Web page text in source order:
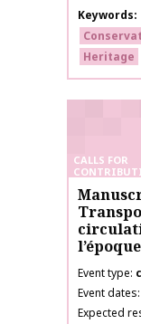
Keywords
Heritage
CALLS FOR
Event type
Event dates
Expected